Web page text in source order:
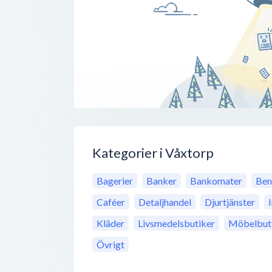
Kategorier i Våxtorp
Bagerier Banker Bankomater
Caféer
Detaljhandel Djurtjänster
Kläder
Livsmedelsbutiker
Övrigt